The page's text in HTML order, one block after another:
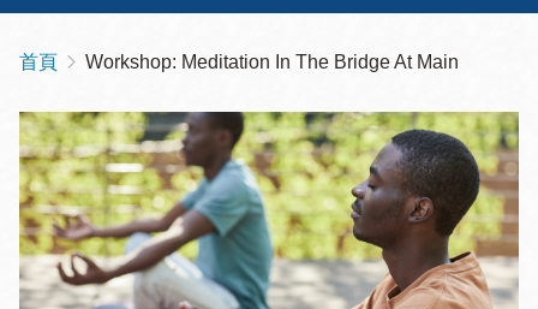
導
航
連
結
首頁 Workshop: Meditation In The Bridge At Main